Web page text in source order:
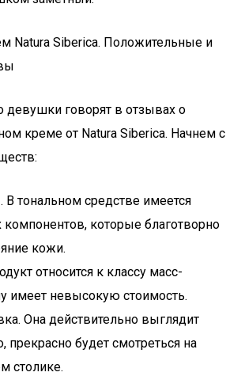
Natura Siberica. Положительные и
девушки говорят в отзывах о
креме от Natura Siberica. Начнем с
В тональном средстве имеется
которые благотворно
кожи.
относится к классу масс-
имеет невысокую стоимость.
Она действительно выглядит
прекрасно будет смотреться на
столике.